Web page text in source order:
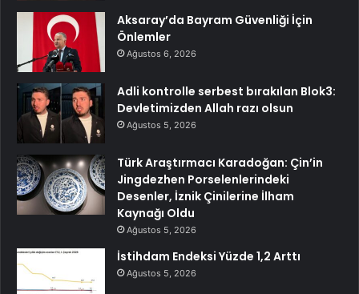
Aksaray’da Bayram Güvenliği İçin
Önlemler
Ağustos 6, 2026
Adli kontrolle serbest bırakılan Blok3:
Devletimizden Allah razı olsun
Ağustos 5, 2026
Türk Araştırmacı Karadoğan: Çin’in
Jingdezhen Porselenlerindeki
Desenler, İznik Çinilerine İlham
Kaynağı Oldu
Ağustos 5, 2026
İstihdam Endeksi Yüzde 1,2 Arttı
Ağustos 5, 2026